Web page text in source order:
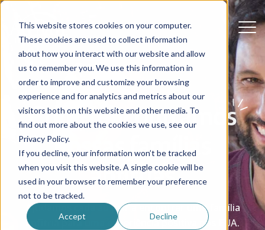
This website stores cookies on your computer.
These cookies are used to collect information
about how you interact with our website and allow
us to remember you. We use this information in
order to improve and customize your browsing
experience and for analytics and metrics about our
visitors both on this website and other media. To
find out more about the cookies we use, see our
Privacy Policy.
If you decline, your information won’t be tracked
when you visit this website. A single cookie will be
used in your browser to remember your preference
not to be tracked.
Accept Decline
Como encontramos
nossas famílias
anfitriãs
Ajudamos cada au pair a encontrar uma família
anfitriã para uma experiência positiva nos EUA.